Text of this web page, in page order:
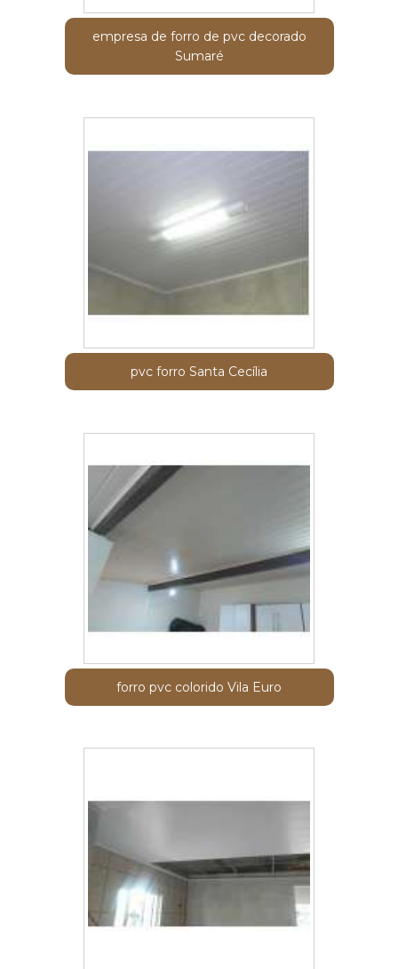
empresa de forro de pvc decorado
Sumaré
pvc forro Santa Cecília
forro pvc colorido Vila Euro